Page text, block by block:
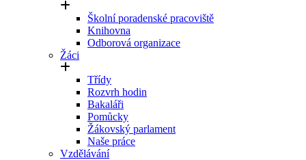
Školní poradenské pracoviště
Knihovna
Odborová organizace
Žáci
Třídy
Rozvrh hodin
Bakaláři
Pomůcky
Žákovský parlament
Naše práce
Vzdělávání